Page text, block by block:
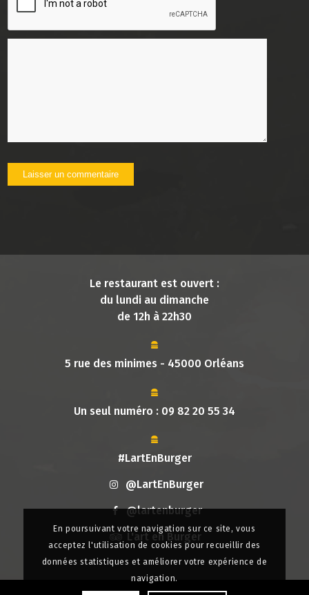
Le restaurant est ouvert :
du lundi au dimanche
de 12h à 22h30
5 rue des minimes - 45000 Orléans
Un seul numéro : 09 82 20 55 34
#LartEnBurger
@LartEnBurger
@lartenburger
L'art en Burger
En poursuivant votre navigation sur ce site, vous
acceptez l'utilisation de cookies pour recueillir des
données statistiques et améliorer votre expérience de
navigation.